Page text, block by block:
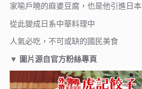
家喻戶曉的麻婆豆腐，也是他引進日本
從此變成日系中華料理中
人氣必吃，不可或缺的國民美食
▼ 圖片源自官方粉絲專頁